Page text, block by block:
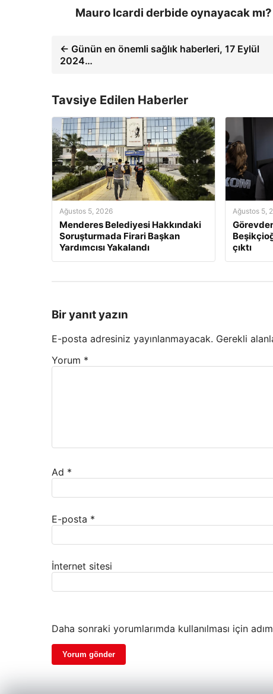
Mauro Icardi derbide oynayacak mı?
← Günün en önemli sağlık haberleri, 17 Eylül
2024…
Tavsiye Edilen Haberler
Ağustos 5, 2026
Menderes Belediyesi Hakkındaki
Soruşturmada Firari Başkan
Yardımcısı Yakalandı
Ağustos 5,
çıktı
Bir yanıt yazın
E-posta adresiniz yayınlanmayacak. Gerekli
Yorum *
Ad *
E-posta *
İnternet sitesi
Daha sonraki yorumlarımda kullanılması için